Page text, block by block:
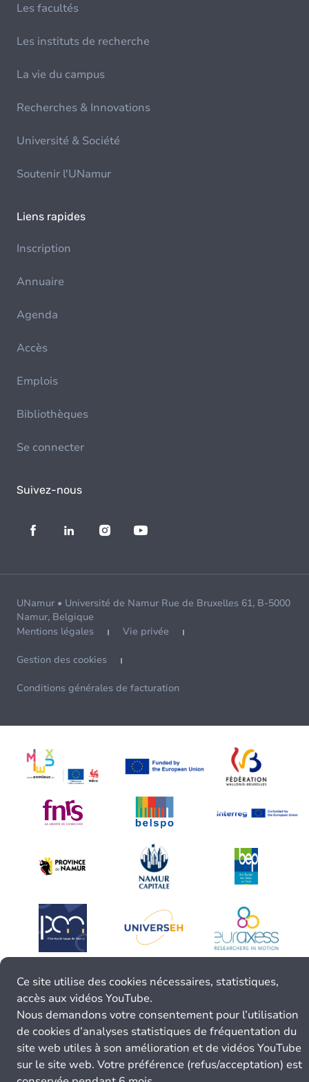
Les facultés
Les instituts de recherche
La vie du campus
Recherches & Innovations
Université & Société
Soutenir l'UNamur
Liens rapides
Inscription
Annuaire
Agenda
Accès
Emplois
Bibliothèques
Se connecter
Suivez-nous
UNamur • Université de Namur Rue de Bruxelles 61, B-5000
Namur, Belgique
Mentions légales
Vie privée
Gestion des cookies
Conditions générales de facturation
Ce site utilise des cookies nécessaires, statistiques,
accès aux vidéos YouTube.
Nous demandons votre consentement pour l’utilisation
de cookies d’analyses statistiques de fréquentation du
site web utiles à son amélioration et de vidéos YouTube
sur le site web. Votre préférence (refus/acceptation) est